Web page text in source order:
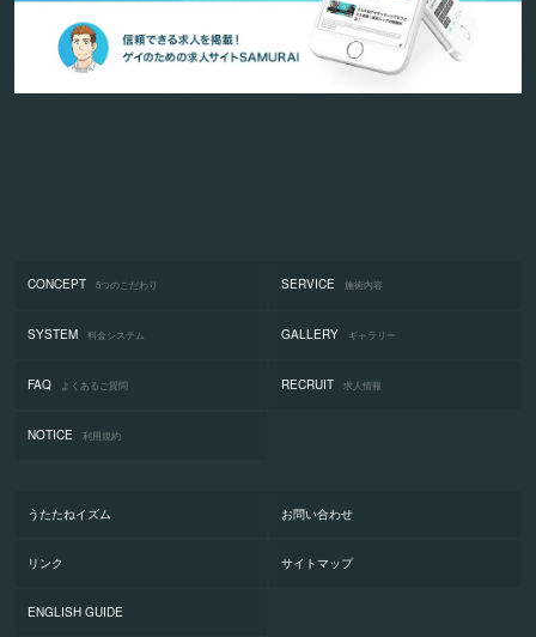
CONCEPT 5つのこだわり SERVICE 施術内容
SYSTEM 料金システム GALLERY ギャラリー
FAQ よくあるご質問 RECRUIT 求人情報
NOTICE 利用規約
うたたねイズム お問い合わせ
リンク サイトマップ
ENGLISH GUIDE